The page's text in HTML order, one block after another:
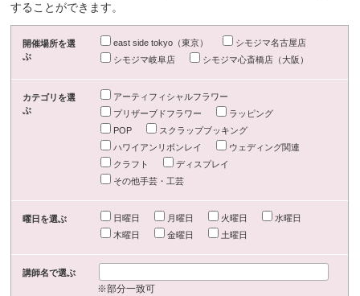
することができます。
開催場所を選
ぶ
east side tokyo（東京）
シモジマ名古屋店
シモジマ岐阜店
シモジマ心斎橋店（大阪）
カテゴリを選
ぶ
アーティフィシャルフラワー
プリザーブドフラワー
ラッピング
POP
スクラップブッキング
ハワイアンリボンレイ
ウェディング関連
クラフト
ディスプレイ
その他手芸・工芸
曜日を選ぶ 日曜日 月曜日 火曜日
水曜日
木曜日
金曜日 土曜日
講師名で選ぶ
※部分一致可